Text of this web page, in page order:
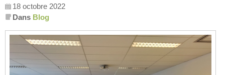
18 octobre 2022
Dans Blog